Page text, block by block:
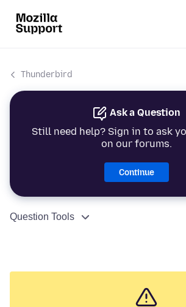
Thunderbird
Ask a Question
Still need help? Sign in to ask
on our forums.
Continue
Question Tools